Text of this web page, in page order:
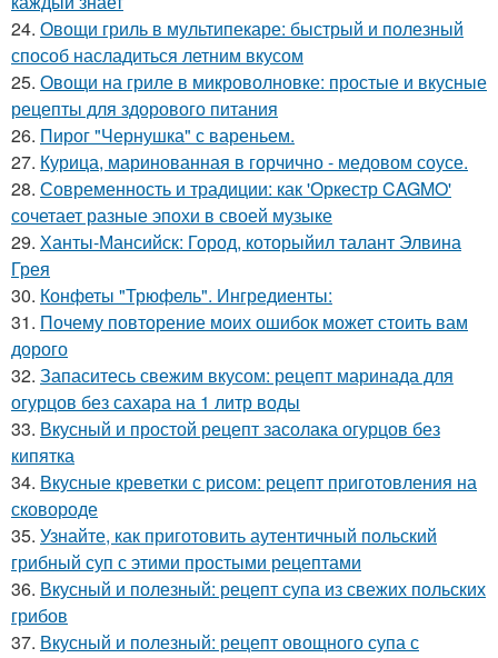
24. Овощи гриль в мультипекаре: быстрый и полезный
способ насладиться летним вкусом
25. Овощи на гриле в микроволновке: простые и вкусные
рецепты для здорового питания
26. Пирог "Чернушка" с вареньем.
27. Курица, маринованная в горчично - медовом соусе.
28. Современность и традиции: как 'Оркестр CAGMO'
сочетает разные эпохи в своей музыке
29. Ханты-Мансийск: Город, которыйил талант Элвина
Грея
30. Конфеты "Трюфель". Ингредиенты:
31. Почему повторение моих ошибок может стоить вам
дорого
32. Запаситесь свежим вкусом: рецепт маринада для
огурцов без сахара на 1 литр воды
33. Вкусный и простой рецепт засолака огурцов без
кипятка
34. Вкусные креветки с рисом: рецепт приготовления на
сковороде
35. Узнайте, как приготовить аутентичный польский
грибный суп с этими простыми рецептами
36. Вкусный и полезный: рецепт супа из свежих польских
грибов
37. Вкусный и полезный: рецепт овощного супа с